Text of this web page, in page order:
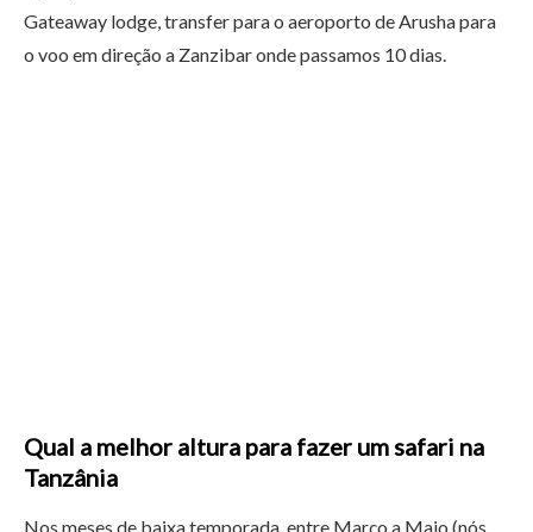
Gateaway lodge, transfer para o aeroporto de Arusha para
o voo em direção a Zanzibar onde passamos 10 dias.
Qual a melhor altura para fazer um safari na
Tanzânia
Nos meses de baixa temporada, entre Março a Maio (nós